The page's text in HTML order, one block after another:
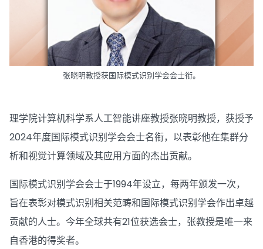
张晓明教授获国际模式识别学会会士衔。
理学院计算机科学系人工智能讲座教授张晓明教授，获授予
2024年度国际模式识别学会会士名衔，以表彰他在集群分
析和视觉计算领域及其应用方面的杰出贡献。
国际模式识别学会会士于1994年设立，每两年颁发一次，
旨在表彰对模式识别相关范畴和国际模式识别学会作出卓越
贡献的人士。今年全球共有21位获选会士，张教授是唯一来
自香港的得奖者。